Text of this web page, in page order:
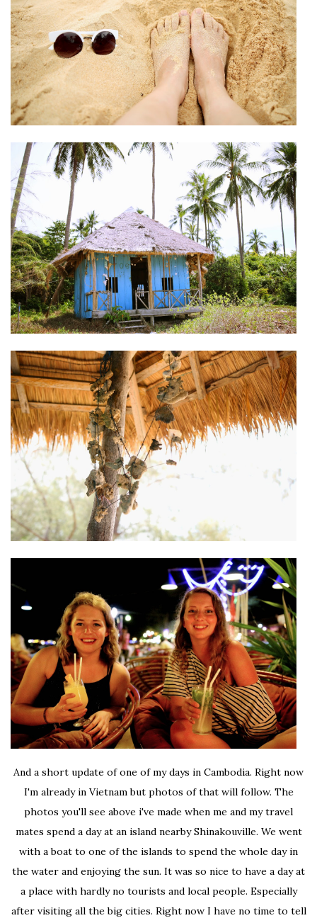
And a short update of one of my days in Cambodia. Right now
I'm already in Vietnam but photos of that will follow. The
photos you'll see above i've made when me and my travel
mates spend a day at an island nearby Shinakouville. We went
with a boat to one of the islands to spend the whole day in
the water and enjoying the sun. It was so nice to have a day at
a place with hardly no tourists and local people. Especially
after visiting all the big cities. Right now I have no time to tell